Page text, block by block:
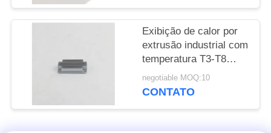
Exibição de calor por
extrusão industrial com
temperatura T3-T8
para soluções de
refrigeração
negotiable MOQ:10
CONTATO